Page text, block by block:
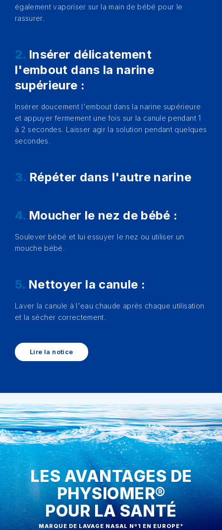
également vaporiser sur la main de bébé pour le
rassurer.
2. Insérer délicatement
l'embout dans la narine
supérieure :
Insérer doucement l'embout dans la narine supérieure
et appuyer fermement une fois sur la canule pendant 1
à 2 secondes. Laisser agir la solution pendant quelques
secondes.
3. Répéter dans l'autre narine
4. Moucher le nez de bébé :
Soulever bébé et lui essuyer le nez ou utiliser un
mouche bébé.
5. Nettoyer la canule :
Laver la canule à l'eau chaude après chaque utilisation
et la sécher correctement.
Lire la notice
LES AVANTAGES DE
PHYSIOMER®
POUR LA SANTÉ
MARQUE DE LAVAGE NASAL Nº1 EN EUROPE*